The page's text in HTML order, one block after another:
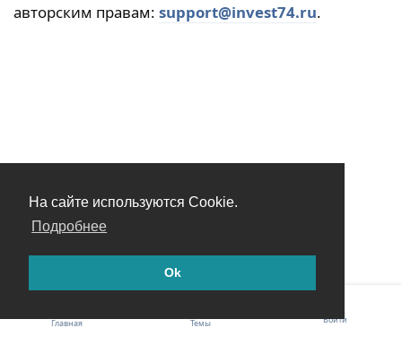
На сайте используются Cookie.
Подробнее
Ok
авторским правам: support@invest74.ru.
Главная Темы Войти